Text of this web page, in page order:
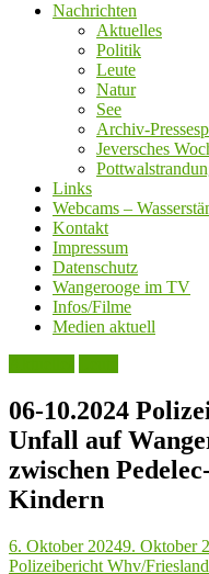
Nachrichten
Aktuelles
Politik
Leute
Natur
See
Archiv-
Jeversches
Links
Webcams –
Kontakt
Impressum
Datenschutz
Wangerooge im TV
Infos/Filme
Medien aktuell
06-10.2024
Unfall auf
zwischen
Kindern
6. Oktober 20249. Oktober
Polizeibericht Whv/